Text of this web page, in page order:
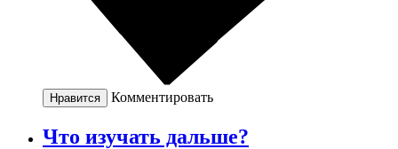
Нравится Комментировать
Что изучать дальше?